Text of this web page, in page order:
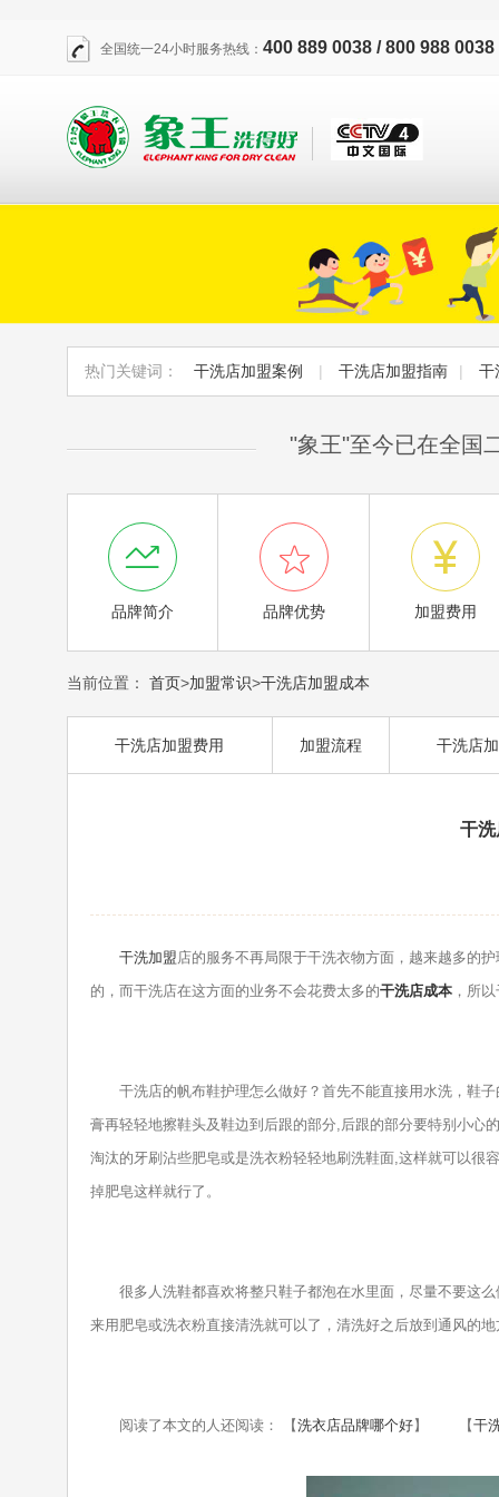
全国统一24小时服务热线： 400 889 0038 / 800 988 0038
热门关键词： 干洗店加盟案例 | 干洗店加盟指南 | 干
"象王"至今已在全国

品牌简介

品牌优势

加盟费用
当前位置： 首页>加盟常识>干洗店加盟成本
干洗店加盟费用 加盟流程 干洗店
干
干洗加盟店的服务不再局限于干洗衣物方面，越来越多的
的，而干洗店在这方面的业务不会花费太多的干洗店成本，所以
干洗店的帆布鞋护理怎么做好？首先不能直接用水洗，鞋子
膏再轻轻地擦鞋头及鞋边到后跟的部分,后跟的部分要特别小心
淘汰的牙刷沾些肥皂或是洗衣粉轻轻地刷洗鞋面,这样就可以很
掉肥皂这样就行了。
很多人洗鞋都喜欢将整只鞋子都泡在水里面，尽量不要这么
来用肥皂或洗衣粉直接清洗就可以了，清洗好之后放到通风的
阅读了本文的人还阅读： 【洗衣店品牌哪个好】 【干